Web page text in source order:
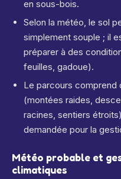
en sous-bois.
Selon la météo, le sol
simplement souple ; il
préparer à des
feuilles, gadoue).
Le parcours comprend
(montées raides,
racines, sentiers
demandée pour la
Météo probable et
climatiques